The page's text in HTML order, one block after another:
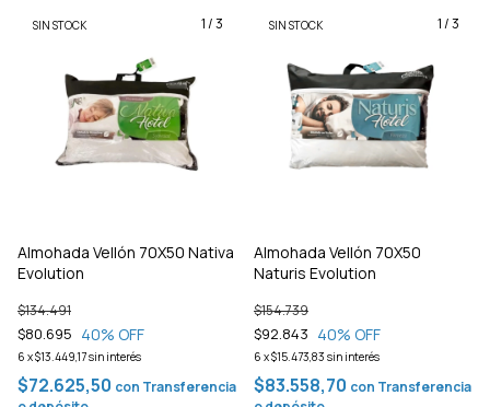
1/3
SIN STOCK
Almohada Vellón 70X50 Nativa
Evolution
$80.695
$134.491
40% OFF
6 x$13.449,17sin interés
$72.625,50 con Transferencia
1/3
SIN STOCK
Almohada Vellón 70X50
Naturis Evolution
$92.843
$154.739
40% OFF
6 x$15.473,83 sin interés
$83.558,70 con Transferencia